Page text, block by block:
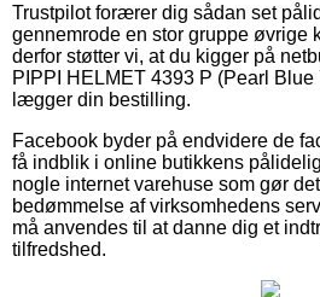
Trustpilot forærer dig sådan set
gennemrode en stor gruppe øvrige
derfor støtter vi, at du kigger på
PIPPI HELMET 4393 P (Pearl Blue
lægger din bestilling.
Facebook byder på endvidere de
få indblik i online butikkens
nogle internet varehuse som gør
bedømmelse af virksomhedens
må anvendes til at danne dig et
tilfredshed.